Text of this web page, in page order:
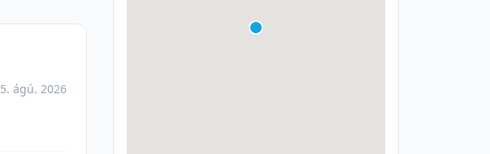
5. ágú. 2026